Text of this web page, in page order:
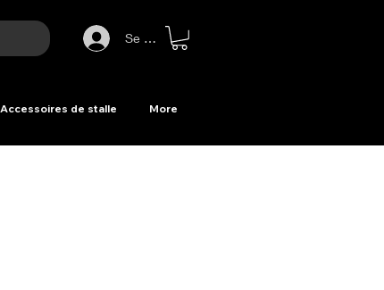
Se connecter
Accessoires de stalle More